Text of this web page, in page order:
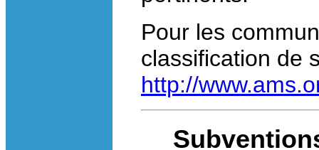
Pour les
classification de
http://